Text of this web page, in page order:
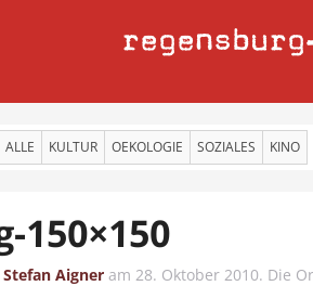
regensburg
ALLE KULTUR OEKOLOGIE SOZIALES KINO
150×150
Stefan Aigner am 28. Oktober 2010. Die